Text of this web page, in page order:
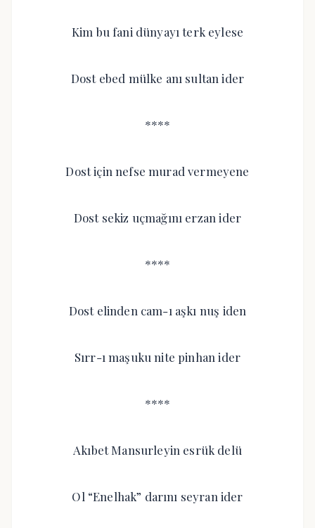
Kim bu fani dünyayı terk eylese
Dost ebed mülke anı sultan ider
****
Dost için nefse murad vermeyene
Dost sekiz uçmağını erzan ider
****
Dost elinden cam-ı aşkı nuş iden
Sırr-ı maşuku nite pinhan ider
****
Akıbet Mansurleyin esrük delü
Ol “Enelhak” darını seyran ider